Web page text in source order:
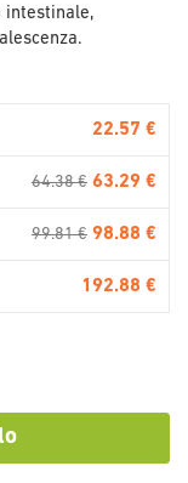
intestinale,
22.57 €
64.38 € 63.29 €
99.81 € 98.88 €
192.88 €